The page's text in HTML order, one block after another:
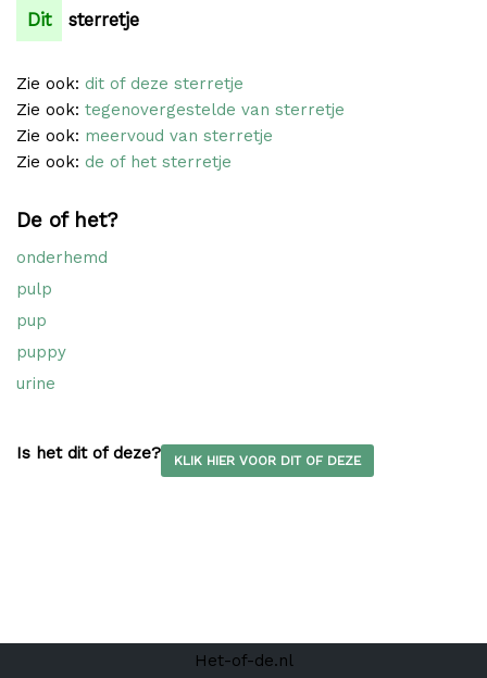
Dit sterretje
Zie ook: dit of deze sterretje
Zie ook: tegenovergestelde van sterretje
Zie ook: meervoud van sterretje
Zie ook: de of het sterretje
De of het?
onderhemd
pulp
pup
puppy
urine
Is het dit of deze? KLIK HIER VOOR DIT OF DEZE
Het-of-de.nl